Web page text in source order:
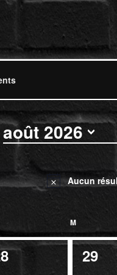
Aucun
août 2026
Sélectionnez
une
MMERCREDI
0
29